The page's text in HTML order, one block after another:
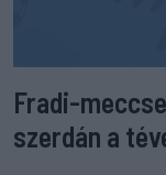
Fradi-
szerdán a